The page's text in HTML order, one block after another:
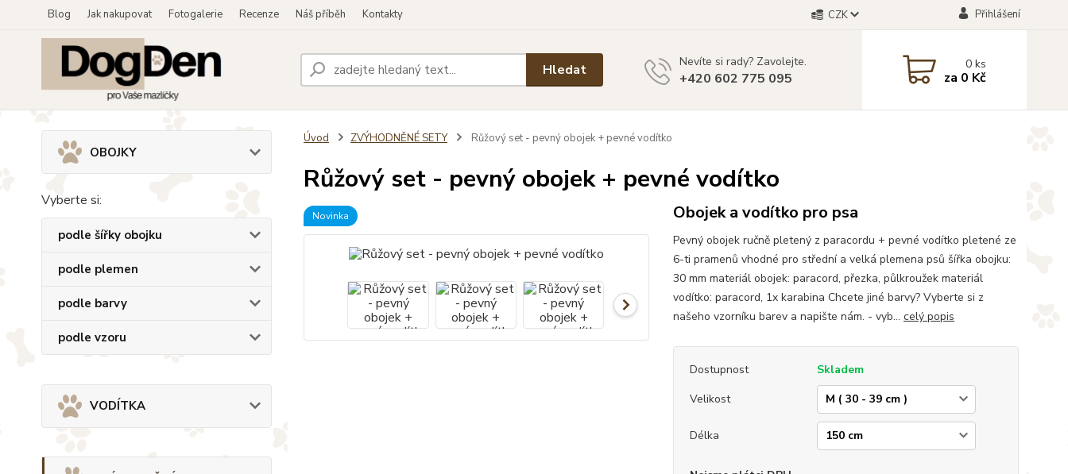
Blog Jak nakupovat Fotogalerie Recenze Náš příběh Kontakty CZK Přihlášení
Hledat Nevíte si rady? Zavolejte.
+420 602 775 095
0ks
za 0 Kč
OBOJKY
Vyberte si:
podle šířky obojku
podle plemen
podle barvy
podle vzoru
VODÍTKA
Úvod ZVÝHODNĚNÉ SETY Růžový set - pevný obojek + pevné vodítko
Růžový set - pevný obojek + pevné vodítko
Novinka Obojek a vodítko pro psa
Pevný obojek ručně pletený z paracordu + pevné vodítko pletené ze
6-ti pramenů vhodné pro střední a velká plemena psů šířka obojku:
30 mm materiál obojek: paracord, přezka, půlkroužek materiál
vodítko: paracord, 1x karabina Chcete jiné barvy? Vyberte si z
našeho vzorníku barev a napište nám. - vyb... celý popis
Dostupnost
Skladem
Velikost
Délka